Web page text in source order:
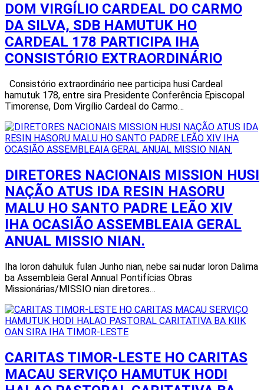
DOM VIRGÍLIO CARDEAL DO CARMO
DA SILVA, SDB HAMUTUK HO
CARDEAL 178 PARTICIPA IHA
CONSISTÓRIO EXTRAORDINÁRIO
Consistório extraordinário nee participa husi Cardeal
hamutuk 178, entre sira Presidente Conferência Episcopal
Timorense, Dom Virgílio Cardeal do Carmo…
DIRETORES NACIONAIS MISSION HUSI
NAÇÃO ATUS IDA RESIN HASORU
MALU HO SANTO PADRE LEÃO XIV
IHA OCASIÃO ASSEMBLEAIA GERAL
ANUAL MISSIO NIAN.
Iha loron dahuluk fulan Junho nian, nebe sai nudar loron Dalima
ba Assembleia Geral Annual Pontifícias Obras
Missionárias/MISSIO nian diretores…
CARITAS TIMOR-LESTE HO CARITAS
MACAU SERVIÇO HAMUTUK HODI